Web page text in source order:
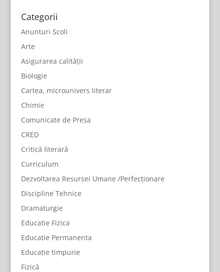
Categorii
Anunturi Scoli
Arte
Asigurarea calității
Biologie
Cartea, microunivers literar
Chimie
Comunicate de Presa
CRED
Critică literară
Curriculum
Dezvoltarea Resursei Umane /Perfecționare
Discipline Tehnice
Dramaturgie
Educatie Fizica
Educatie Permanenta
Educație timpurie
Fizică